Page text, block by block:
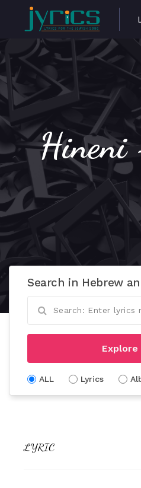
Search in Hebrew
Explore
ALL Lyrics
LYRIC